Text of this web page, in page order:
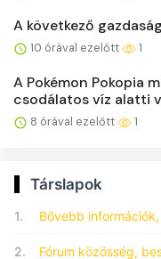
A következő
10 órával ezelőtt 1
A Pokémon Pokopia
csodálatos víz alatti
8 órával ezelőtt 1
Társlapok
1. Bővebb
2. Fórum közösség,